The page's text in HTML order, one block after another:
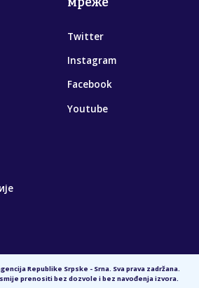
Twitter
Instagram
Facebook
Youtube
Republike Srpske - Srna. Sva prava zadržana.
prenositi bez dozvole i bez navođenja izvora.